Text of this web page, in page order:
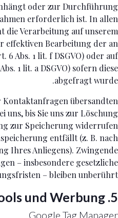
oder zur Durchführung
erforderlich ist. In allen
die Verarbeitung auf unserem
effektiven Bearbeitung der an
Abs. 1 lit. f DSGVO) oder auf
1 lit. a DSGVO) sofern diese
abgefragt wurde.
Kontaktanfragen übersandten
uns, bis Sie uns zur Löschung
zur Speicherung widerrufen
entfällt (z. B. nach
Ihres Anliegens). Zwingende
– insbesondere gesetzliche
– bleiben unberührt.
5. Analyse-Tools und Werbung
Google Tag Manager